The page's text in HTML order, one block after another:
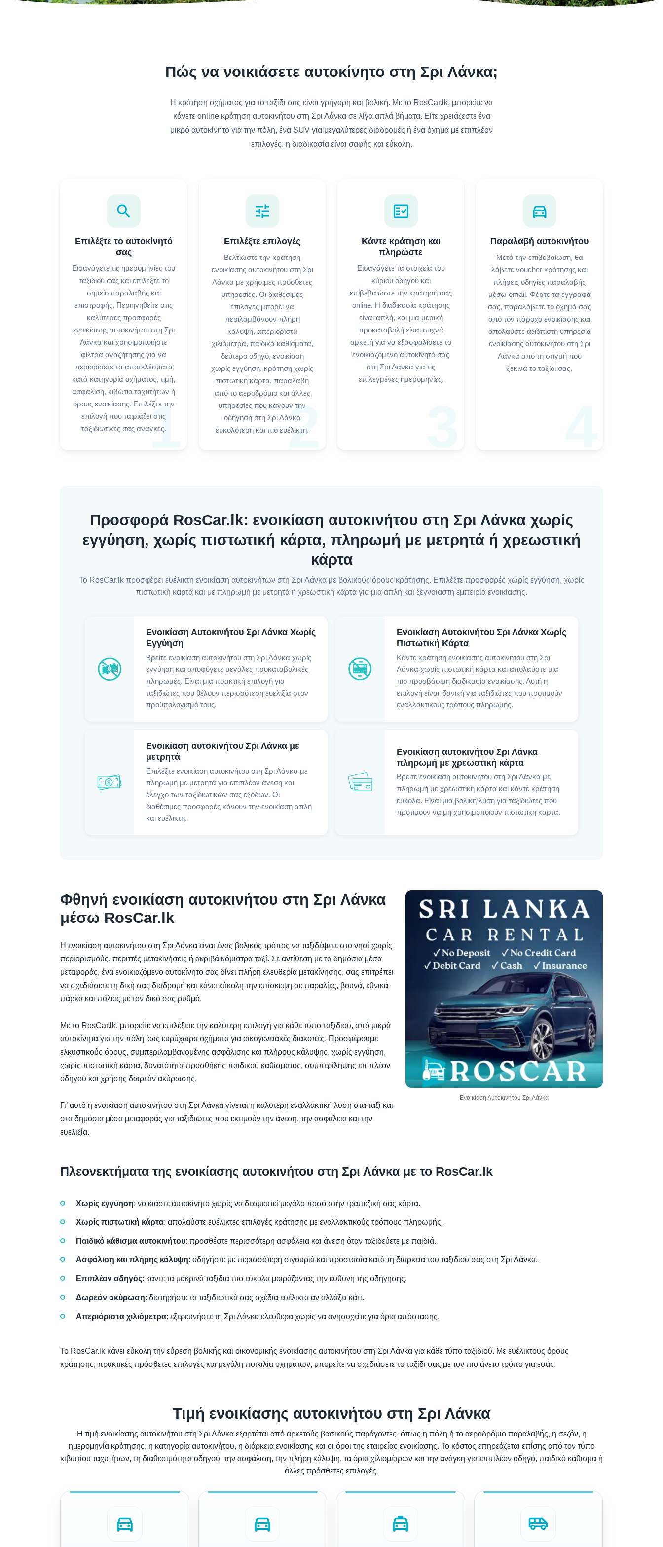
Πώς να νοικιάσετε αυτοκίνητο στη Σρι Λάνκα;
Η κράτηση οχήματος για το ταξίδι σας είναι γρήγορη και βολική. Με το RosCar.lk, μπορείτε να
κάνετε online κράτηση αυτοκινήτου στη Σρι Λάνκα σε λίγα απλά βήματα. Είτε χρειάζεστε ένα
μικρό αυτοκίνητο για την πόλη, ένα SUV για μεγαλύτερες διαδρομές ή ένα όχημα με επιπλέον
επιλογές, η διαδικασία είναι σαφής και εύκολη.
1
search
Επιλέξτε το αυτοκίνητό
σας
Εισαγάγετε τις ημερομηνίες του
ταξιδιού σας και επιλέξτε το
σημείο παραλαβής και
επιστροφής. Περιηγηθείτε στις
καλύτερες προσφορές
ενοικίασης αυτοκινήτου στη Σρι
Λάνκα και χρησιμοποιήστε
φίλτρα αναζήτησης για να
περιορίσετε τα αποτελέσματα
κατά κατηγορία οχήματος, τιμή,
ασφάλιση, κιβώτιο ταχυτήτων ή
όρους ενοικίασης. Επιλέξτε την
επιλογή που ταιριάζει στις
ταξιδιωτικές σας ανάγκες.
2
tune
Επιλέξτε επιλογές
Βελτιώστε την κράτηση
ενοικίασης αυτοκινήτου στη Σρι
Λάνκα με χρήσιμες πρόσθετες
υπηρεσίες. Οι διαθέσιμες
επιλογές μπορεί να
περιλαμβάνουν πλήρη
κάλυψη, απεριόριστα
χιλιόμετρα, παιδικά καθίσματα,
δεύτερο οδηγό, ενοικίαση
χωρίς εγγύηση, κράτηση χωρίς
πιστωτική κάρτα, παραλαβή
από το αεροδρόμιο και άλλες
υπηρεσίες που κάνουν την
οδήγηση στη Σρι Λάνκα
ευκολότερη και πιο ευέλικτη.
fact_check
Κάντε κράτηση και
πληρώστε
Εισαγάγετε τα στοιχεία του
κύριου οδηγού και
επιβεβαιώστε την κράτησή σας
online. Η διαδικασία κράτησης
είναι απλή, και μια μερική
προκαταβολή είναι συχνά
αρκετή για να εξασφαλίσετε το
ενοικιαζόμενο αυτοκίνητό σας
στη Σρι Λάνκα για τις
επιλεγμένες ημερομηνίες.
directions_car
Παραλαβή αυτοκινήτου
Μετά την επιβεβαίωση, θα
λάβετε voucher κράτησης και
πλήρεις οδηγίες παραλαβής
μέσω email. Φέρτε τα έγγραφά
σας, παραλάβετε το όχημά σας
από τον πάροχο ενοικίασης και
απολαύστε αξιόπιστη υπηρεσία
ενοικίασης αυτοκινήτου στη Σρι
Λάνκα από τη στιγμή που
ξεκινά το ταξίδι σας.
Προσφορά RosCar.lk: ενοικίαση αυτοκινήτου στη Σρι Λάνκα χωρίς
εγγύηση, χωρίς πιστωτική κάρτα, πληρωμή με μετρητά ή χρεωστική
κάρτα
Το RosCar.lk προσφέρει ευέλικτη ενοικίαση αυτοκινήτων στη Σρι Λάνκα με βολικούς όρους κράτησης. Επιλέξτε προσφορές χωρίς εγγύηση, χωρίς
πιστωτική κάρτα και με πληρωμή με μετρητά ή χρεωστική κάρτα για μια απλή και ξέγνοιαστη εμπειρία ενοικίασης.
Ενοικίαση Αυτοκινήτου Σρι Λάνκα Χωρίς
Εγγύηση
Βρείτε ενοικίαση αυτοκινήτου στη Σρι Λάνκα χωρίς
εγγύηση και αποφύγετε μεγάλες προκαταβολικές
πληρωμές. Είναι μια πρακτική επιλογή για
ταξιδιώτες που θέλουν περισσότερη ευελιξία στον
προϋπολογισμό τους.
Ενοικίαση Αυτοκινήτου Σρι Λάνκα Χωρίς
Πιστωτική Κάρτα
Κάντε κράτηση ενοικίασης αυτοκινήτου στη Σρι
Λάνκα χωρίς πιστωτική κάρτα και απολαύστε μια
πιο προσβάσιμη διαδικασία ενοικίασης. Αυτή η
επιλογή είναι ιδανική για ταξιδιώτες που προτιμούν
εναλλακτικούς τρόπους πληρωμής.
Ενοικίαση αυτοκινήτου Σρι Λάνκα με
μετρητά
Επιλέξτε ενοικίαση αυτοκινήτου στη Σρι Λάνκα με
πληρωμή με μετρητά για επιπλέον άνεση και
έλεγχο των ταξιδιωτικών σας εξόδων. Οι
διαθέσιμες προσφορές κάνουν την ενοικίαση απλή
και ευέλικτη.
Ενοικίαση αυτοκινήτου Σρι Λάνκα
πληρωμή με χρεωστική κάρτα
Βρείτε ενοικίαση αυτοκινήτου στη Σρι Λάνκα με
πληρωμή με χρεωστική κάρτα και κάντε κράτηση
εύκολα. Είναι μια βολική λύση για ταξιδιώτες που
προτιμούν να μη χρησιμοποιούν πιστωτική κάρτα.
Ενοικίαση Αυτοκινήτου Σρι Λάνκα
Φθηνή ενοικίαση αυτοκινήτου στη Σρι Λάνκα
μέσω RosCar.lk
Η ενοικίαση αυτοκινήτου στη Σρι Λάνκα είναι ένας βολικός τρόπος να ταξιδέψετε στο νησί χωρίς
περιορισμούς, περιττές μετακινήσεις ή ακριβά κόμιστρα ταξί. Σε αντίθεση με τα δημόσια μέσα
μεταφοράς, ένα ενοικιαζόμενο αυτοκίνητο σας δίνει πλήρη ελευθερία μετακίνησης, σας επιτρέπει
να σχεδιάσετε τη δική σας διαδρομή και κάνει εύκολη την επίσκεψη σε παραλίες, βουνά, εθνικά
πάρκα και πόλεις με τον δικό σας ρυθμό.
Με το RosCar.lk, μπορείτε να επιλέξετε την καλύτερη επιλογή για κάθε τύπο ταξιδιού, από μικρά
αυτοκίνητα για την πόλη έως ευρύχωρα οχήματα για οικογενειακές διακοπές. Προσφέρουμε
ελκυστικούς όρους, συμπεριλαμβανομένης ασφάλισης και πλήρους κάλυψης, χωρίς εγγύηση,
χωρίς πιστωτική κάρτα, δυνατότητα προσθήκης παιδικού καθίσματος, συμπερίληψης επιπλέον
οδηγού και χρήσης δωρεάν ακύρωσης.
Γι’ αυτό η ενοικίαση αυτοκινήτου στη Σρι Λάνκα γίνεται η καλύτερη εναλλακτική λύση στα ταξί και
στα δημόσια μέσα μεταφοράς για ταξιδιώτες που εκτιμούν την άνεση, την ασφάλεια και την
ευελιξία.
Πλεονεκτήματα της ενοικίασης αυτοκινήτου στη Σρι Λάνκα με το RosCar.lk
Χωρίς εγγύηση: νοικιάστε αυτοκίνητο χωρίς να δεσμευτεί μεγάλο ποσό στην τραπεζική σας κάρτα.
Χωρίς πιστωτική κάρτα: απολαύστε ευέλικτες επιλογές κράτησης με εναλλακτικούς τρόπους πληρωμής.
Παιδικό κάθισμα αυτοκινήτου: προσθέστε περισσότερη ασφάλεια και άνεση όταν ταξιδεύετε με παιδιά.
Ασφάλιση και πλήρης κάλυψη: οδηγήστε με περισσότερη σιγουριά και προστασία κατά τη διάρκεια του ταξιδιού σας στη Σρι Λάνκα.
Επιπλέον οδηγός: κάντε τα μακρινά ταξίδια πιο εύκολα μοιράζοντας την ευθύνη της οδήγησης.
Δωρεάν ακύρωση: διατηρήστε τα ταξιδιωτικά σας σχέδια ευέλικτα αν αλλάξει κάτι.
Απεριόριστα χιλιόμετρα: εξερευνήστε τη Σρι Λάνκα ελεύθερα χωρίς να ανησυχείτε για όρια απόστασης.
Το RosCar.lk κάνει εύκολη την εύρεση βολικής και οικονομικής ενοικίασης αυτοκινήτου στη Σρι Λάνκα για κάθε τύπο ταξιδιού. Με ευέλικτους όρους
κράτησης, πρακτικές πρόσθετες επιλογές και μεγάλη ποικιλία οχημάτων, μπορείτε να σχεδιάσετε το ταξίδι σας με τον πιο άνετο τρόπο για εσάς.
Τιμή ενοικίασης αυτοκινήτου στη Σρι Λάνκα
Η τιμή ενοικίασης αυτοκινήτου στη Σρι Λάνκα εξαρτάται από αρκετούς βασικούς παράγοντες, όπως η πόλη ή το αεροδρόμιο παραλαβής, η σεζόν, η
ημερομηνία κράτησης, η κατηγορία αυτοκινήτου, η διάρκεια ενοικίασης και οι όροι της εταιρείας ενοικίασης. Το κόστος επηρεάζεται επίσης από τον τύπο
κιβωτίου ταχυτήτων, τη διαθεσιμότητα οδηγού, την ασφάλιση, την πλήρη κάλυψη, τα όρια χιλιομέτρων και την ανάγκη για επιπλέον οδηγό, παιδικό κάθισμα ή
άλλες πρόσθετες επιλογές.
directions_car directions_car local_taxi airport_shuttle